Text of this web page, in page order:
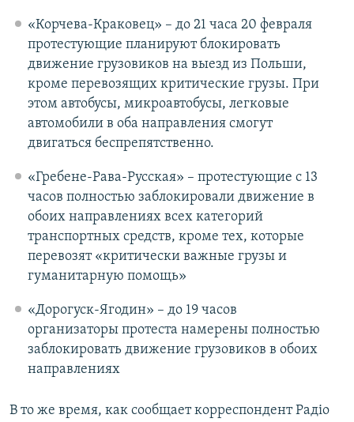
«Корчева-Краковец» – до 21 часа 20 февраля
протестующие планируют блокировать
движение грузовиков на выезд из Польши,
кроме перевозящих критические грузы. При
этом автобусы, микроавтобусы, легковые
автомобили в оба направления смогут
двигаться беспрепятственно.
«Гребене-Рава-Русская» – протестующие с 13
часов полностью заблокировали движение в
обоих направлениях всех категорий
транспортных средств, кроме тех, которые
перевозят «критически важные грузы и
гуманитарную помощь»
«Дорогуск-Ягодин» – до 19 часов
организаторы протеста намерены полностью
заблокировать движение грузовиков в обоих
направлениях
В то же время, как сообщает корреспондент Радіо